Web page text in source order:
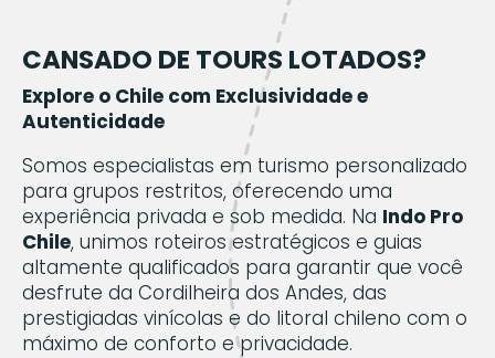
CANSADO DE TOURS LOTADOS?
Explore o Chile com Exclusividade e
Autenticidade
Somos especialistas em turismo personalizado
para grupos restritos, oferecendo uma
experiência privada e sob medida. Na Indo Pro
Chile, unimos roteiros estratégicos e guias
altamente qualificados para garantir que você
desfrute da Cordilheira dos Andes, das
prestigiadas vinícolas e do litoral chileno com o
máximo de conforto e privacidade.